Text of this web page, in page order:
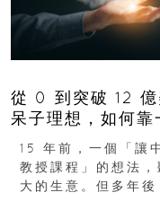
從 0 到突破 12 億
呆子理想，如何靠
15 年前，一個「讓
教授課程」的想法
大的生意。但多年